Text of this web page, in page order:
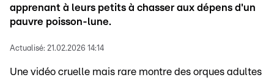
apprenant à leurs petits à chasser aux dépens d'un
pauvre poisson-lune.
Actualisé: 21.02.2026 14:14
Une vidéo cruelle mais rare montre des orques adultes